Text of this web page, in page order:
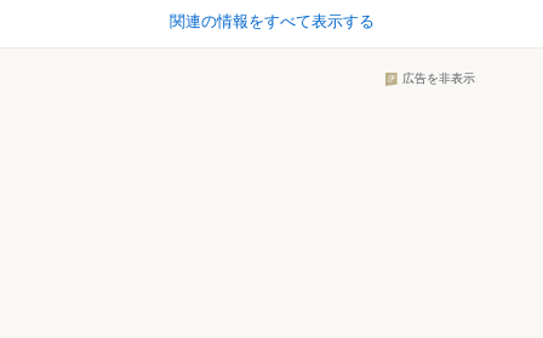
関連の情報をすべて表示する
広告を非表示